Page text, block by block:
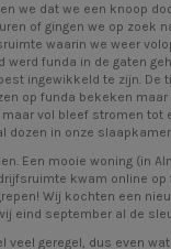
we dat we een knoop
of gingen we op zoek
waarin we weer
werd funda in de gaten
ingewikkeld te zijn. De
op funda bekeken maar
vol bleef stromen tot
dozen in onze
Een mooie woning (in
kwam online op
Wij kochten een
eind september al de
veel geregel, dus even